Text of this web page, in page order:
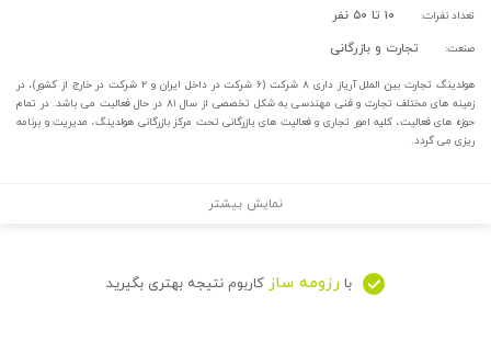
تعداد نفرات: ۱۰ تا ۵۰ نفر
صنعت: تجارت و بازرگانی
هولدینگ تجارت بین الملل آریاز داری ۸ شرکت (۶ شرکت در داخل ایران و ۲ شرکت در خارج از کشور)، در
زمینه های مختلف تجارت و فنی مهندسی به شکل تخصصی از سال ۸۱ در حال فعالیت می باشد. در تمام
حوزه های فعالیت، کلیه امور تجاری و فعالیت های بازرگانی تحت مرکز بازرگانی هولدینگ، مدیریت و برنامه
ریزی می گردد.
نمایش بیشتر
با رزومه ساز کاربوم نتیجه بهتری بگیرید